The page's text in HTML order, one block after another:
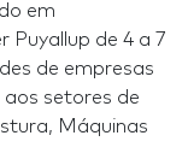
em
Puyallup de 4 a 7
de empresas
aos setores de
Máquinas